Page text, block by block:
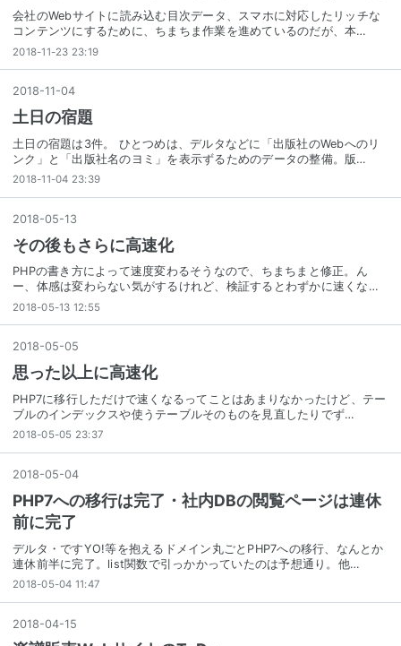
会社のWebサイトに読み込む目次データ、スマホに対応したリッチな
コンテンツにするために、ちまちま作業を進めているのだが、本…
2018-11-23 23:19
2018-11 -04
土日の宿題
土日の宿題は3件。 ひとつめは、デルタなどに「出版社のWebへのリ
ンク」と「出版社名のヨミ」を表示ずるためのデータの整備。版…
2018-11-04 23:39
2018-05-13
その後もさらに高速化
PHPの書き方によって速度変わるそうなので、ちまちまと修正。ん
ー、体感は変わらない気がするけれど、検証するとわずかに速くな…
2018-05-13 12:55
2018-05-05
思った以上に高速化
PHP7に移行しただけで速くなるってことはあまりなかったけど、テー
ブルのインデックスや使うテーブルそのものを見直したりでず…
2018-05-05 23:37
2018-05-04
PHP7への移行は完了・社内DBの閲覧ページは連休
前に完了
デルタ・ですYO!等を抱えるドメイン丸ごとPHP7への移行、なんとか
連休前半に完了。list関数で引っかかっていたのは予想通り。他…
2018-05-04 11:47
2018-04-15